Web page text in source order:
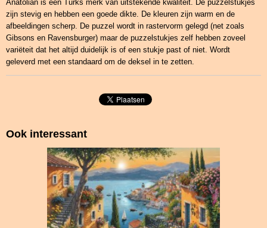
Anatolian is een Turks merk van uitstekende kwaliteit. De puzzelstukjes
zijn stevig en hebben een goede dikte. De kleuren zijn warm en de
afbeeldingen scherp. De puzzel wordt in rastervorm gelegd (net zoals
Gibsons en Ravensburger) maar de puzzelstukjes zelf hebben zoveel
variëteit dat het altijd duidelijk is of een stukje past of niet. Wordt
geleverd met een standaard om de deksel in te zetten.
Ook interessant